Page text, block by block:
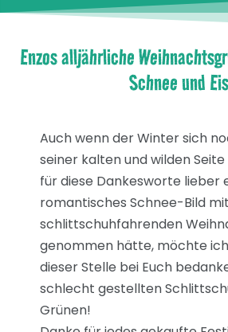
Enzos alljährliche
Schnee und Eis
Auch wenn der Winter sich
seiner kalten und wilden
für diese Dankesworte lieber
romantisches Schnee-Bild mit
schlittschuhfahrenden
genommen hätte, möchte
dieser Stelle bei Euch
schlecht gestellten
Grünen!